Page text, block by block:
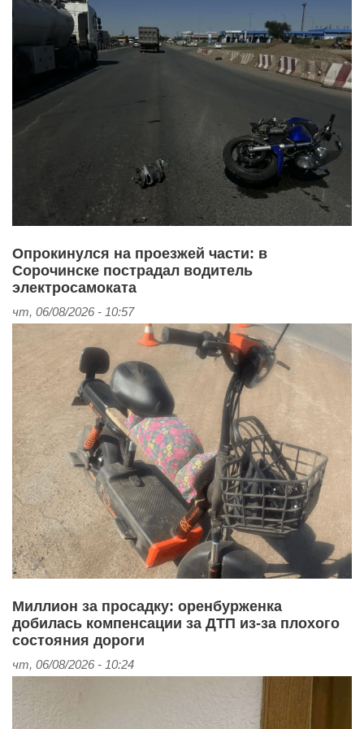
Опрокинулся на проезжей части: в
Сорочинске пострадал водитель
электросамоката
чт, 06/08/2026 - 10:57
Миллион за просадку: оренбурженка
добилась компенсации за ДТП из‑за плохого
состояния дороги
чт, 06/08/2026 - 10:24